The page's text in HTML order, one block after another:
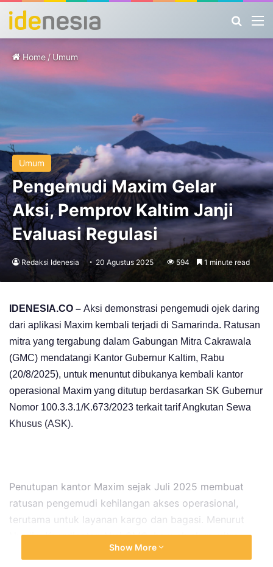
Home / Umum
Umum
Pengemudi Maxim Gelar
Aksi, Pemprov Kaltim Janji
Evaluasi Regulasi
Redaksi Idenesia 20 Agustus 2025 594 1 minute read
IDENESIA.CO – Aksi demonstrasi pengemudi ojek daring
dari aplikasi Maxim kembali terjadi di Samarinda. Ratusan
mitra yang tergabung dalam Gabungan Mitra Cakrawala
(GMC) mendatangi Kantor Gubernur Kaltim, Rabu
(20/8/2025), untuk menuntut dibukanya kembali kantor
operasional Maxim yang ditutup berdasarkan SK Gubernur
Nomor 100.3.3.1/K.673/2023 terkait tarif Angkutan Sewa
Khusus (ASK).
Penutupan kantor Maxim sejak Juli 2025 membuat
ratusan pengemudi kehilangan akses operasional,
terutama untuk layanan kargo dan bagasi. Menurut
Nurdin, Koordinator Aksi GMC, banyak akun mitra
dinonaktifkan sehingga tidak bisa menarik penumpang.
Show More